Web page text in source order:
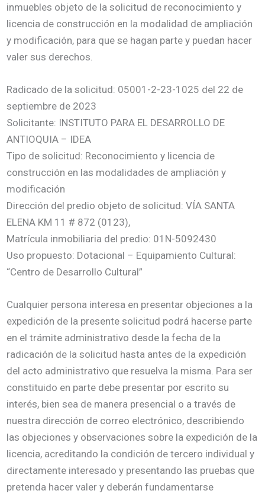
inmuebles objeto de la solicitud de reconocimiento y
licencia de construcción en la modalidad de ampliación
y modificación, para que se hagan parte y puedan hacer
valer sus derechos.
Radicado de la solicitud: 05001-2-23-1025 del 22 de
septiembre de 2023
Solicitante: INSTITUTO PARA EL DESARROLLO DE
ANTIOQUIA – IDEA
Tipo de solicitud: Reconocimiento y licencia de
construcción en las modalidades de ampliación y
modificación
Dirección del predio objeto de solicitud: VÍA SANTA
ELENA KM 11 # 872 (0123),
Matrícula inmobiliaria del predio: 01N-5092430
Uso propuesto: Dotacional – Equipamiento Cultural:
“Centro de Desarrollo Cultural”
Cualquier persona interesa en presentar objeciones a la
expedición de la presente solicitud podrá hacerse parte
en el trámite administrativo desde la fecha de la
radicación de la solicitud hasta antes de la expedición
del acto administrativo que resuelva la misma. Para ser
constituido en parte debe presentar por escrito su
interés, bien sea de manera presencial o a través de
nuestra dirección de correo electrónico, describiendo
las objeciones y observaciones sobre la expedición de la
licencia, acreditando la condición de tercero individual y
directamente interesado y presentando las pruebas que
pretenda hacer valer y deberán fundamentarse